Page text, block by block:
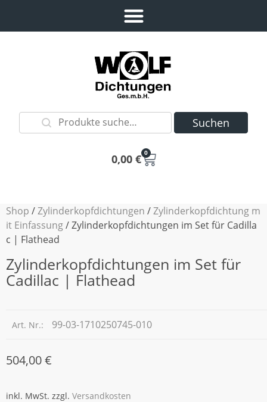
Suchen
0,00 € 0
Shop /Zylinderkopfdichtungen /Zylinderkopfdichtung m
it Einfassung/ Zylinderkopfdichtungen im Set für Cadilla
c | Flathead
Zylinderkopfdichtungen im Set für
Cadillac | Flathead
Art. Nr.: 99-03-1710250745-010
504,00€
inkl. MwSt. zzgl. Versandkosten